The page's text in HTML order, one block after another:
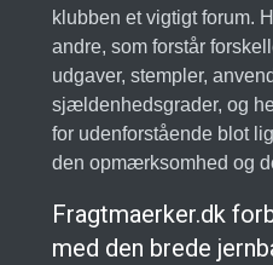
klubben et vigtigt forum.
andre, som forstår
udgaver, stempler,
sjældenhedsgrader, og
for udenforstående blot
den opmærksomhed og
Fragtmaerker.dk
med den brede